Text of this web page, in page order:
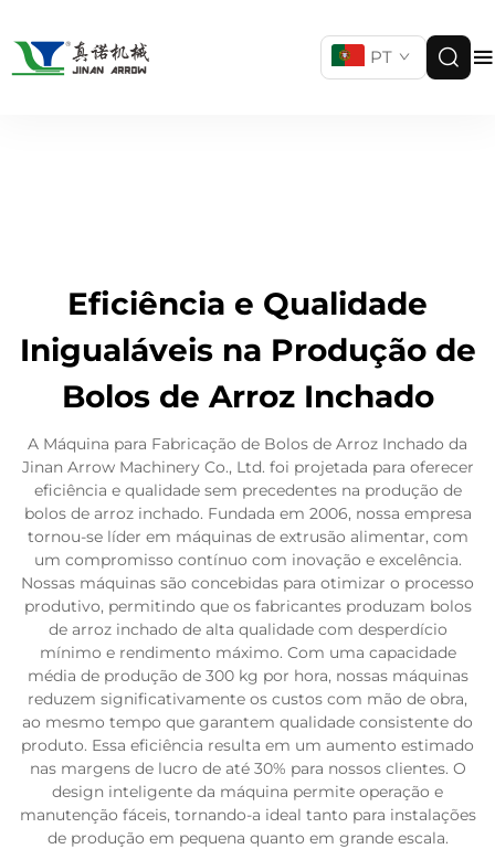
PT
Eficiência e Qualidade
Inigualáveis na Produção de
Bolos de Arroz Inchado
A Máquina para Fabricação de Bolos de Arroz Inchado da
Jinan Arrow Machinery Co., Ltd. foi projetada para oferecer
eficiência e qualidade sem precedentes na produção de
bolos de arroz inchado. Fundada em 2006, nossa empresa
tornou-se líder em máquinas de extrusão alimentar, com
um compromisso contínuo com inovação e excelência.
Nossas máquinas são concebidas para otimizar o processo
produtivo, permitindo que os fabricantes produzam bolos
de arroz inchado de alta qualidade com desperdício
mínimo e rendimento máximo. Com uma capacidade
média de produção de 300 kg por hora, nossas máquinas
reduzem significativamente os custos com mão de obra,
ao mesmo tempo que garantem qualidade consistente do
produto. Essa eficiência resulta em um aumento estimado
nas margens de lucro de até 30% para nossos clientes. O
design inteligente da máquina permite operação e
manutenção fáceis, tornando-a ideal tanto para instalações
de produção em pequena quanto em grande escala.